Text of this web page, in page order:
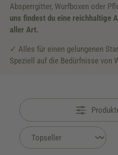
Absperrgitter, Wurfboxen oder
uns findest du eine reichhaltige
aller Art.
✓ Alles für einen gelungenen
Speziell auf die Bedürfnisse von